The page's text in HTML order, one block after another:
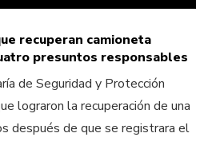
recuperan camioneta
presuntos responsables
de Seguridad y Protección
lograron la recuperación de una
después de que se registrara el